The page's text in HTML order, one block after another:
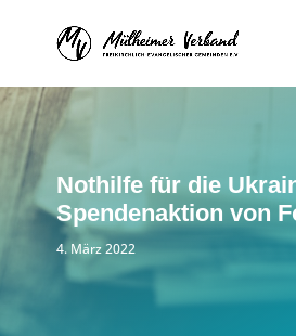
Nothilfe für die
Spendenaktion von
4. März 2022